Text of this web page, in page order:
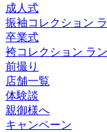
成人式
振袖コレクション
卒業式
袴コレクション ラ
前撮り
店舗一覧
体験談
親御様へ
キャンペーン